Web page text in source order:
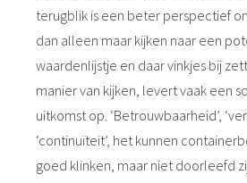
terugblik is een beter perspectief
dan alleen maar kijken naar een
waardenlijstje en daar vinkjes bij
manier van kijken, levert vaak een
uitkomst op. ‘Betrouwbaarheid’,
‘continuïteit’, het kunnen
goed klinken, maar niet doorleefd